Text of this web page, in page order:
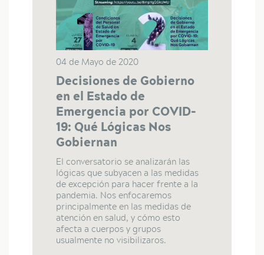
04 de Mayo de 2020
Decisiones de Gobierno
en el Estado de
Emergencia por COVID-
19: Qué Lógicas Nos
Gobiernan
El conversatorio se analizarán las
lógicas que subyacen a las medidas
de excepción para hacer frente a la
pandemia. Nos enfocaremos
principalmente en las medidas de
atención en salud, y cómo esto
afecta a cuerpos y grupos
usualmente no visibilizaros.